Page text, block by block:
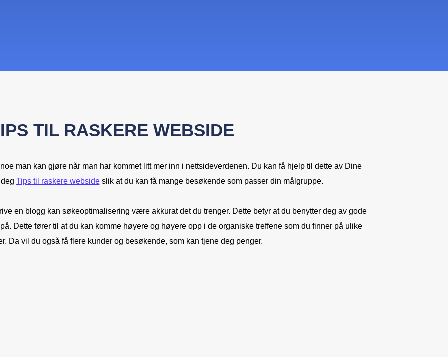
TIL RASKERE WEBSIDE
man kan gjøre når man har kommet litt mer inn i nettsideverdenen. Du kan få hjelp til dette av Dine
Tips til raskere websideslik at du kan få mange besøkende som passer din målgruppe.
en blogg kan søkeoptimalisering være akkurat det du trenger. Dette betyr at du benytter deg av gode
Dette fører til at du kan komme høyere og høyere opp i de organiske treffene som du finner på ulike
Da vil du også få flere kunder og besøkende, som kan tjene deg penger.